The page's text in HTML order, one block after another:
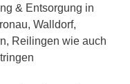
& Entsorgung in
Walldorf,
Reilingen wie auch